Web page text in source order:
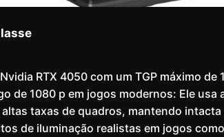
RTX 4050 com um TGP máximo de
de 1080 p em jogos modernos: Ele usa
taxas de quadros, mantendo
de iluminação realistas em jogos